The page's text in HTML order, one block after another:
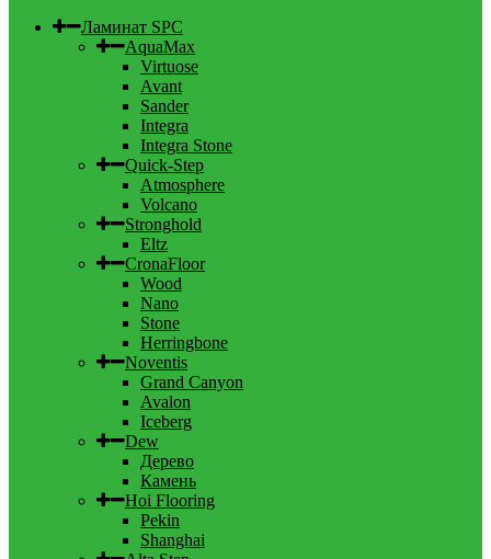
Ламинат SPC
AquaMax
Virtuose
Avant
Sander
Integra
Integra Stone
Quick-Step
Atmosphere
Volcano
Stronghold
Eltz
CronaFloor
Wood
Nano
Stone
Herringbone
Noventis
Grand Canyon
Avalon
Iceberg
Dew
Дерево
Камень
Hoi Flooring
Pekin
Shanghai